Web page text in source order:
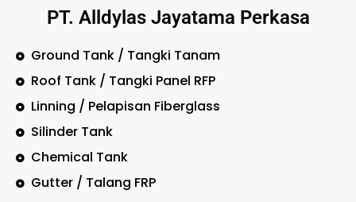
PT. Alldylas Jayatama Perkasa
Ground Tank / Tangki Tanam
Roof Tank / Tangki Panel RFP
Linning / Pelapisan Fiberglass
Silinder Tank
Chemical Tank
Gutter / Talang FRP